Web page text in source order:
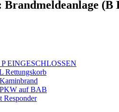
Brandmeldeanlage (B
EINGESCHLOSSEN
Rettungskorb
auf BAB
Responder